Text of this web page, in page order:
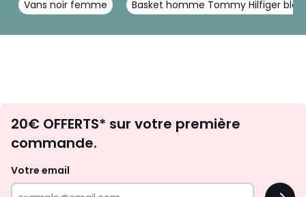
Vans noir femme Basket homme Tommy Hilfiger
d'inspirations
surprises?
20€ OFFERTS* sur votre première
commande.
Votre email
OK